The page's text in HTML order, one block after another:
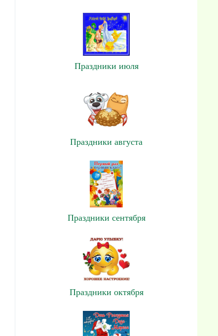
Праздники июля
Праздники августа
Праздники сентября
Праздники октября